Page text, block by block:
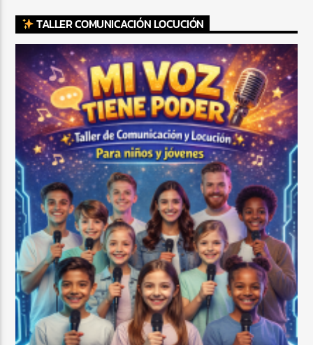
TALLER COMUNICACIÓN LOCUCIÓN